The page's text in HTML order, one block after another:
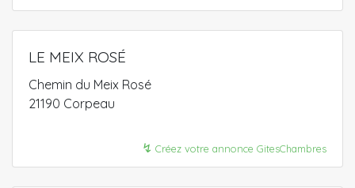
LE MEIX ROSÉ
Chemin du Meix Rosé
21190 Corpeau
↯ Créez votre annonce GitesChambres